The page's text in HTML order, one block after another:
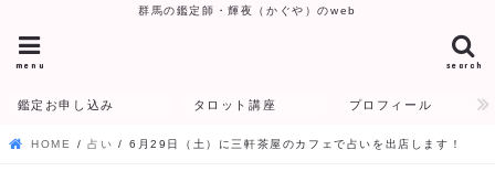
群馬の鑑定師・輝夜（かぐや）のweb
search
menu
鑑定お申し込み タロット講座 プロフィール
HOME 占い 6月29日（土）に三軒茶屋のカフェで占いを出店します！